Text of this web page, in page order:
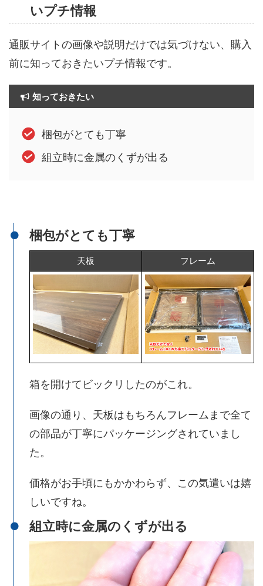
いプチ情報
通販サイトの画像や説明だけでは気づけない、購入
前に知っておきたいプチ情報です。
知っておきたい
梱包がとても丁寧
組立時に金属のくずが出る
梱包がとても丁寧
天板 フレーム
箱を開けてビックリしたのがこれ。
画像の通り、天板はもちろんフレームまで全て
の部品が丁寧にパッケージングされていまし
た。
価格がお手頃にもかかわらず、この気遣いは嬉
しいですね。
組立時に金属のくずが出る